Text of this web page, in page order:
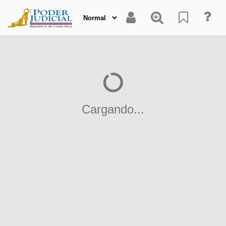
Cargando...